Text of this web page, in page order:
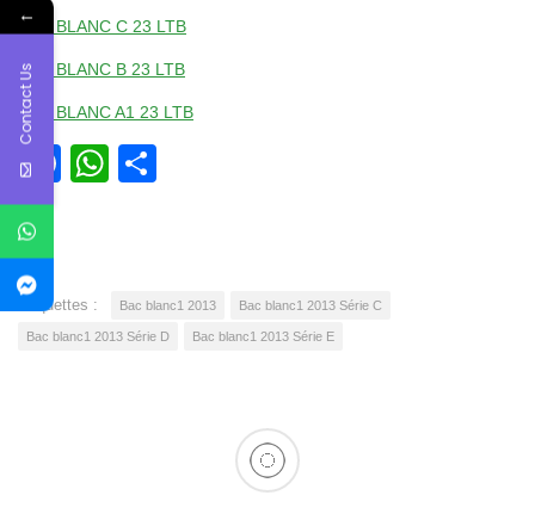
BAC BLANC C 23 LTB
BAC BLANC B 23 LTB
BAC BLANC A1 23 LTB
Facebook
WhatsApp
Étiquettes : Bac blanc1 2013 Bac blanc1 2013 Série C
Bac blanc1 2013 Série D Bac blanc1 2013 Série E
←
Contact Us